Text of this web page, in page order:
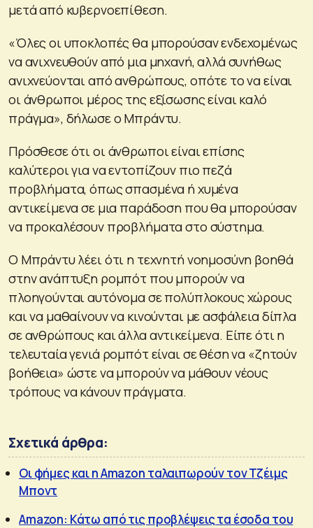
μετά από κυβερνοεπίθεση.
«Όλες οι υποκλοπές θα μπορούσαν ενδεχομένως
να ανιχνευθούν από μια μηχανή, αλλά συνήθως
ανιχνεύονται από ανθρώπους, οπότε το να είναι
οι άνθρωποι μέρος της εξίσωσης είναι καλό
πράγμα», δήλωσε ο Μπράντυ.
Πρόσθεσε ότι οι άνθρωποι είναι επίσης
καλύτεροι για να εντοπίζουν πιο πεζά
προβλήματα, όπως σπασμένα ή χυμένα
αντικείμενα σε μια παράδοση που θα μπορούσαν
να προκαλέσουν προβλήματα στο σύστημα.
Ο Μπράντυ λέει ότι η τεχνητή νοημοσύνη βοηθά
στην ανάπτυξη ρομπότ που μπορούν να
πλοηγούνται αυτόνομα σε πολύπλοκους χώρους
και να μαθαίνουν να κινούνται με ασφάλεια δίπλα
σε ανθρώπους και άλλα αντικείμενα. Είπε ότι η
τελευταία γενιά ρομπότ είναι σε θέση να «ζητούν
βοήθεια» ώστε να μπορούν να μάθουν νέους
τρόπους να κάνουν πράγματα.
Σχετικά άρθρα:
Οι φήμες και η Amazon ταλαιπωρούν τον Τζέιμς
Μποντ
Amazon: Κάτω από τις προβλέψεις τα έσοδα του